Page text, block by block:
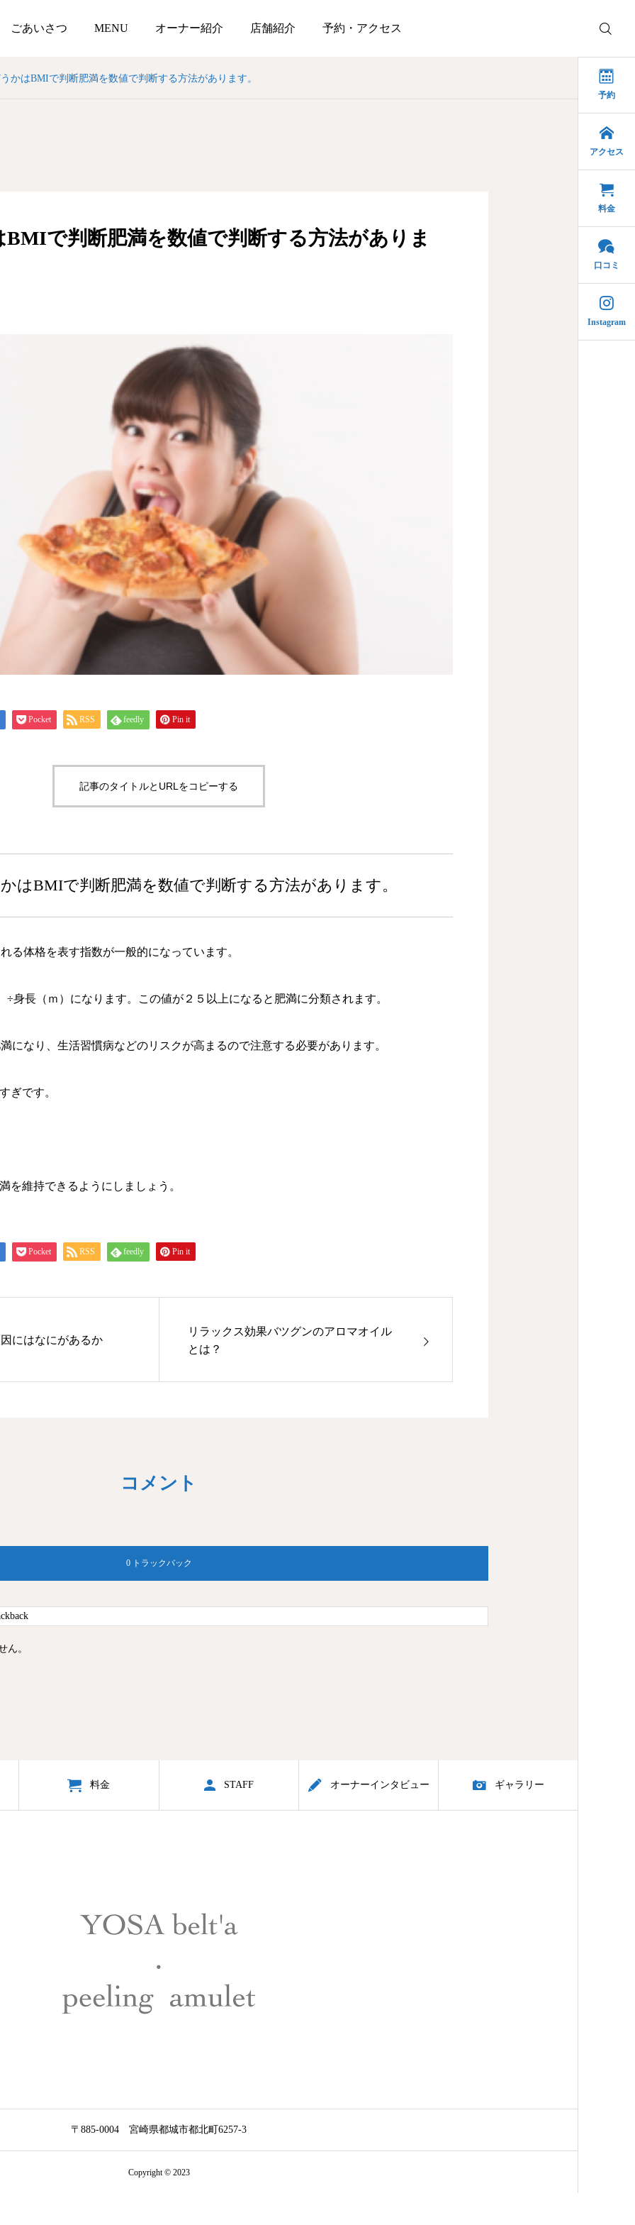
ごあいさつ MENU オーナー紹介 店舗紹介 予約・アクセス
予約
アクセス
料金
口コミ
Instagram
かはBMIで判断肥満を数値で判断する方法があります。
で判断肥満を数値で判断する方法がありま
Pocket RSS feedly Pin it
記事のタイトルとURLをコピーする
はBMIで判断肥満を数値で判断する方法があります。
る体格を表す指数が一般的になっています。
÷身長（ｍ）になります。この値が２５以上になると肥満に分類されます。
になり、生活習慣病などのリスクが高まるので注意する必要があります。
ぎです。
を維持できるようにしましょう。
Pocket RSS feedly Pin it
にはなにがあるか
リラックス効果バツグンのアロマオイル
とは？
コメント
0 トラックバック
ん。
料金 STAFF オーナーインタビュー ギャラリー
〒885-0004 宮崎県都城市都北町6257-3
Copyright © 2023